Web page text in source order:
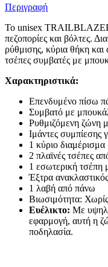
Περιγραφή
Το unisex TRAILBLAZER
πεζοπορίες και βόλτες.
ρύθμισης, κύρια θήκη
τσέπες συμβατές με
Χαρακτηριστικά:
Επενδυμένο πίσω
Συμβατό με
Ρυθμιζόμενη ζώνη
Ιμάντες συμπίεσης
1 κύριο διαμέρισμα
2 πλαϊνές τσέπες
1 εσωτερική τσέπη
Έξτρα
1 λαβή από πάνω
Βιωσιμότητα:
Ευέλικτο: Με
εφαρμογή, αυτή η
ποδηλασία.